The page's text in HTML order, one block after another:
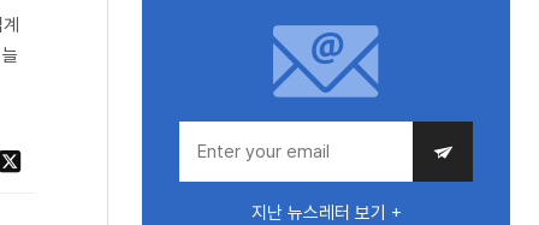
지난 뉴스레터 보기 +